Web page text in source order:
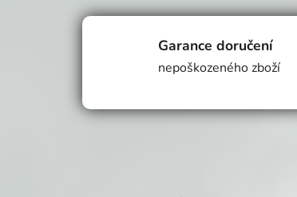
Garance doručení
nepoškozeného zboží